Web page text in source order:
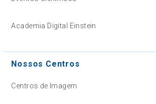
Academia Digital Einstein
Nossos Centros
Centros de Imagem